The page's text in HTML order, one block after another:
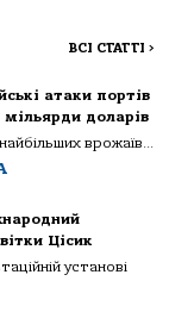
ВСІ СТАТТІ >
атаки портів
доларів
врожаїв...
Цісик
установі